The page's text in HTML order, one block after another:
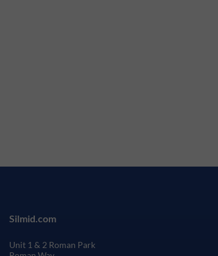
Silmid.com
Unit 1 & 2 Roman Park